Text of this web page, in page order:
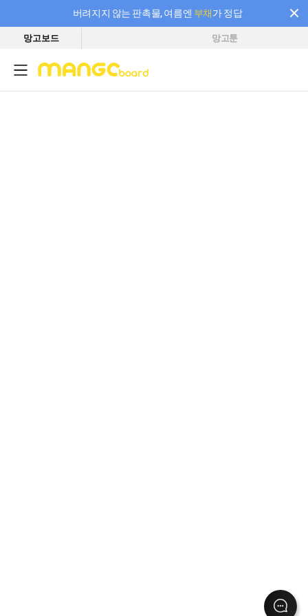
버려지지 않는 판촉물, 여름엔 부채가 정답
필요한 만큼 충전하고 끊김 없이 작업하세요! 새로워진 AI 부스터 요금제
망고보드 망고툰